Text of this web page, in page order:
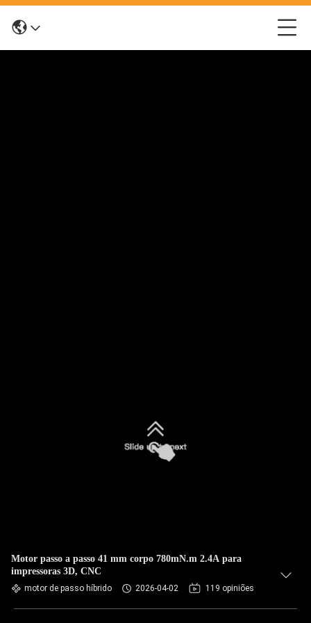
Motor passo a passo 41 mm corpo 780mN.m 2.4A para
impressoras 3D, CNC
motor de passo híbrido 2026-04-02 119 opiniões